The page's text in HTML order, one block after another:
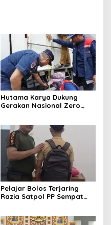
Hutama Karya Dukung
Gerakan Nasional Zero
(SETUJU)
Pelajar Bolos Terjaring
Razia Satpol PP Sempat